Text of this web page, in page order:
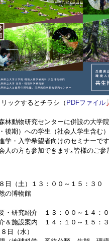
ックするとチラシ（ PDFファイル
林動物研究センターに併設の大学
後期）への学生（社会人学生含む
学・入学希望者向けのセミナーで
人の方も参加できます｡皆様のご参
日（土）１３：００～１５：３０
の博物館
研究紹介 １３：００～１４：０
内 １４：１０～１５：３０
（水）